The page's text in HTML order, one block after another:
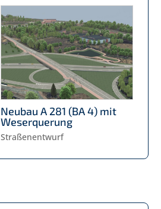
Neubau A 281 (BA 4) mit
Weserquerung
Straßenentwurf